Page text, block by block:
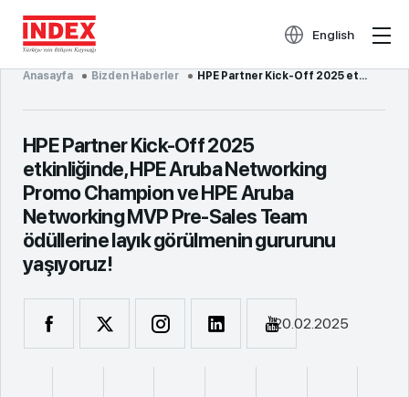
English
Anasayfa Bizden Haberler HPE Partner Kick-Off 2025 etkinliğinde, HPE Aruba Networking Promo Champion ve HPE Aruba Networking ...
HPE Partner Kick-Off 2025
etkinliğinde, HPE Aruba Networking
Promo Champion ve HPE Aruba
Networking MVP Pre-Sales Team
ödüllerine layık görülmenin gururunu
yaşıyoruz!
20.02.2025